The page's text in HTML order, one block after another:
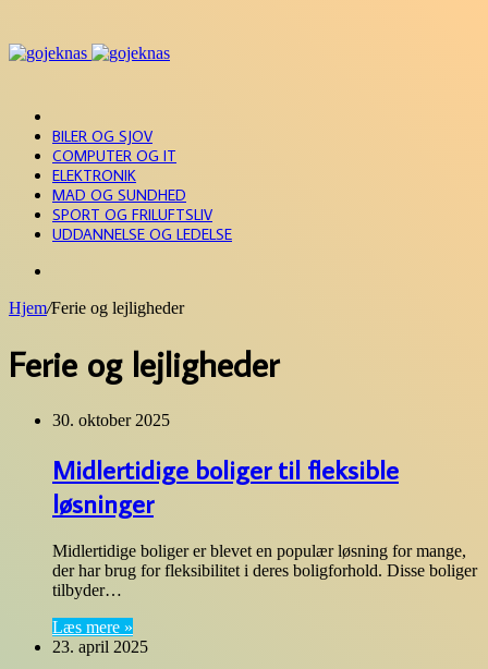
Menu
BILER OG SJOV
COMPUTER OG IT
ELEKTRONIK
MAD OG SUNDHED
SPORT OG FRILUFTSLIV
UDDANNELSE OG LEDELSE
Hjem/Ferie og lejligheder
Ferie og lejligheder
30. oktober 2025
Midlertidige boliger til fleksible
løsninger
Midlertidige boliger er blevet en populær løsning for mange,
der har brug for fleksibilitet i deres boligforhold. Disse boliger
tilbyder…
Læs mere »
23. april 2025